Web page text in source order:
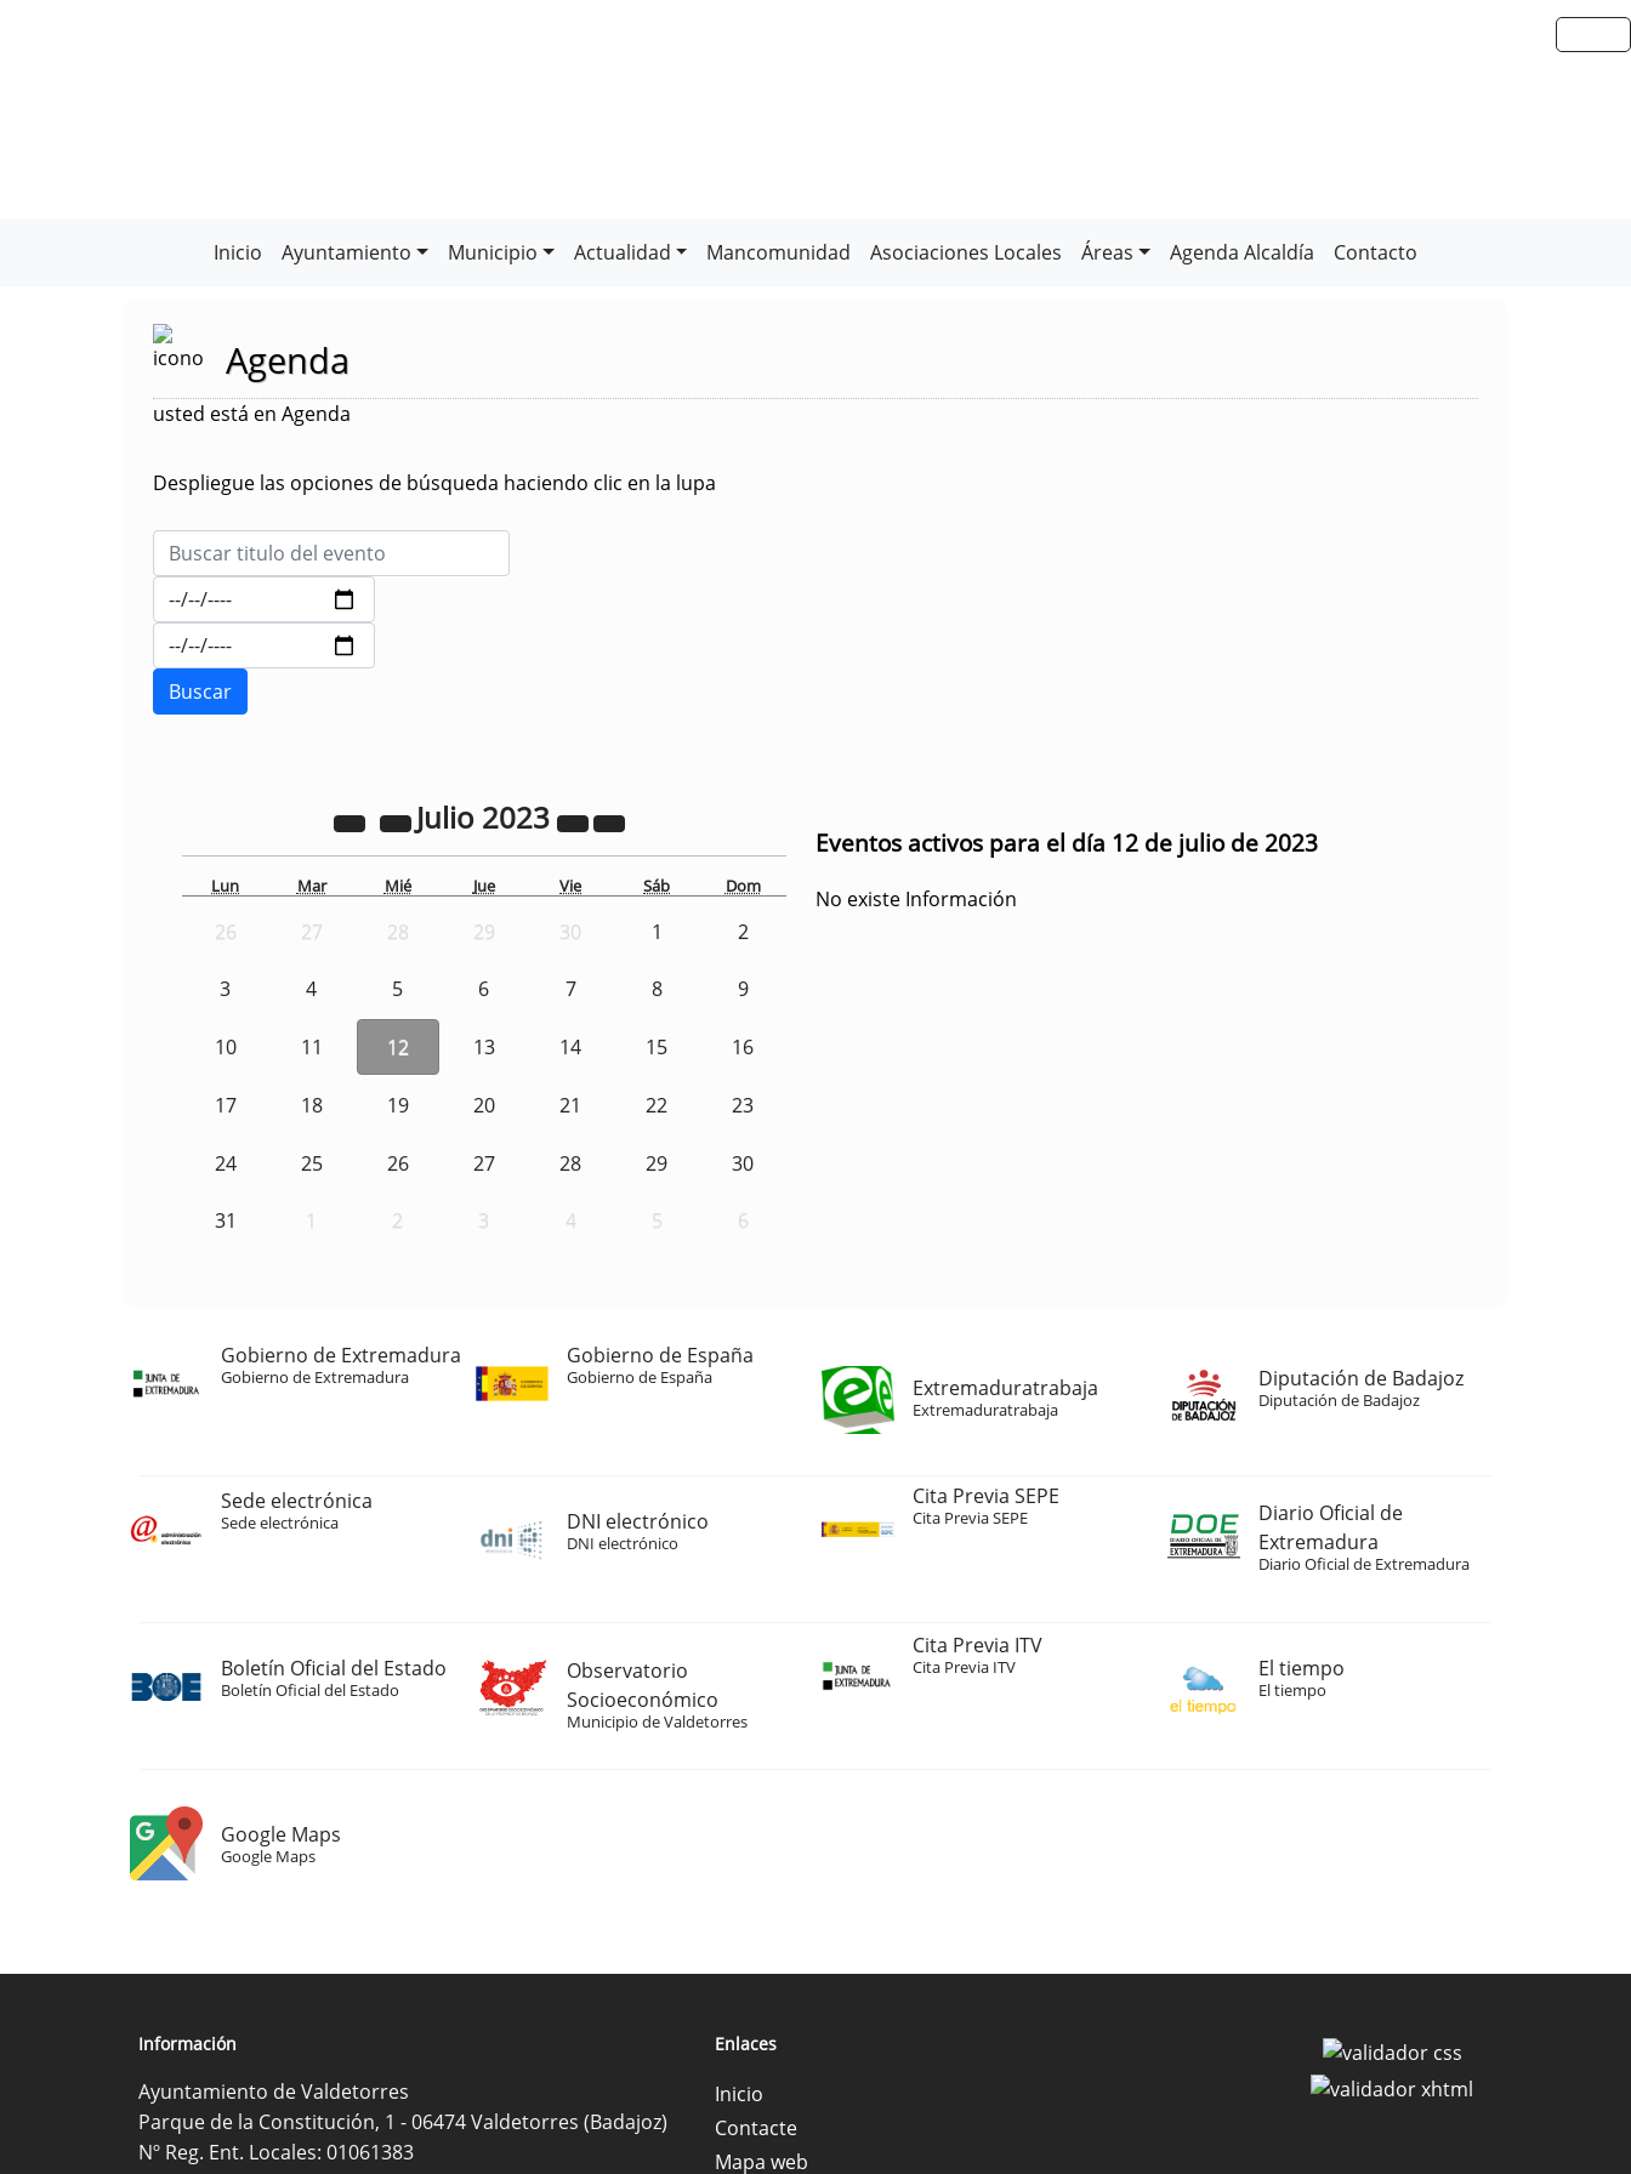
Inicio Ayuntamiento Municipio Actualidad Mancomunidad Asociaciones Locales Áreas Agenda Alcaldía Contacto
Agenda
usted está en Agenda
Despliegue las opciones de búsqueda haciendo clic en la lupa
Julio 2023
Lun Mar Mié Jue Vie Sáb Dom
26 27 28 29 30 1 2
3 4 5 6 7 8 9
10 11 12 13 14 15 16
17 18 19 20 21 22 23
24 25 26 27 28 29 30
31 1 2 3 4 5 6
Eventos activos para el día 12 de julio de 2023
No existe Información
Gobierno de Extremadura
Gobierno de Extremadura
Gobierno de España
Gobierno de España Extremaduratrabaja
Extremaduratrabaja
Diputación de Badajoz
Diputación de Badajoz
Sede electrónica
Sede electrónica DNI electrónico
DNI electrónico
Cita Previa SEPE
Cita Previa SEPE
Diario Oficial de
Extremadura
Diario Oficial de Extremadura
Boletín Oficial del Estado
Boletín Oficial del Estado
Observatorio
Socioeconómico
Municipio de Valdetorres
Cita Previa ITV
Cita Previa ITV El tiempo
El tiempo
Google Maps
Google Maps
Información
Ayuntamiento de Valdetorres
Parque de la Constitución, 1 - 06474 Valdetorres (Badajoz)
Nº Reg. Ent. Locales: 01061383
Enlaces
Inicio
Contacte
Mapa web